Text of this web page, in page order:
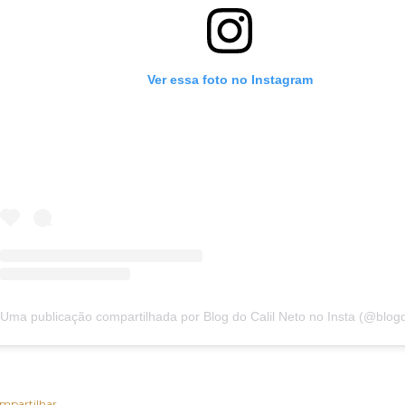
Ver essa foto no Instagram